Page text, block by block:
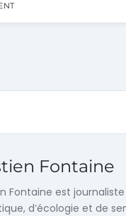
Fontaine
Fontaine est
d’écologie et de